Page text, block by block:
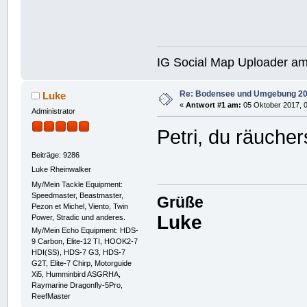
IG Social Map Uploader
Luke
Administrator
Beiträge: 9286
Luke Rheinwalker
My/Mein Tackle Equipment:
Speedmaster, Beastmaster,
Pezon et Michel, Viento, Twin
Power, Stradic und anderes.
My/Mein Echo Equipment: HDS-
9 Carbon, Elite-12 TI, HOOK2-7
HDI(SS), HDS-7 G3, HDS-7
G2T, Elite-7 Chirp, Motorguide
Xi5, Humminbird ASGRHA,
Raymarine Dragonfly-5Pro,
ReefMaster
Re: Bodensee und Umgebung
« Antwort #1 am: 05 Oktober 2017,
Petri, du
Grüße
Luke